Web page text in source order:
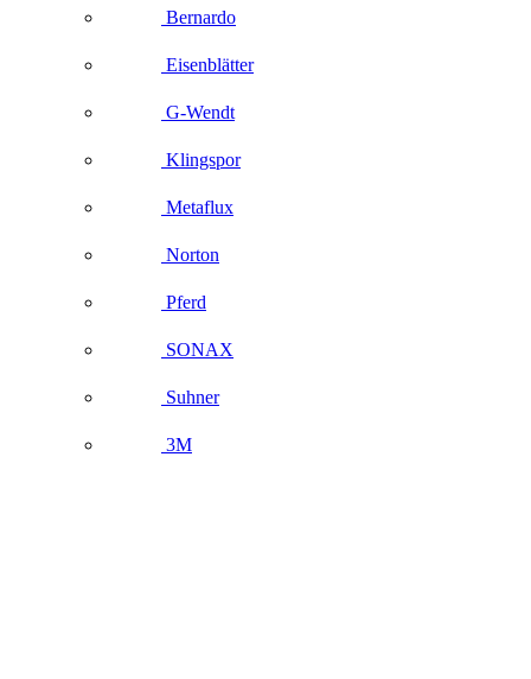
Bernardo
Eisenblätter
G-Wendt
Klingspor
Metaflux
Norton
Pferd
SONAX
Suhner
3M